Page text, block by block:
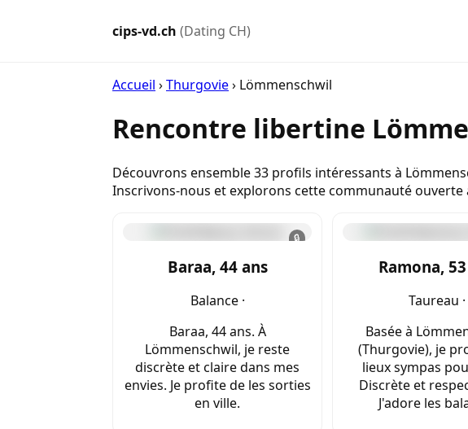
cips-vd.ch (Dating CH)
Accueil ›Thurgovie› Lömmenschwil
Rencontre libertine
Découvrons ensemble 33 profils intéressants à
Inscrivons-nous et explorons cette communauté ouverte
🔒
Baraa, 44 ans
Balance ·
Baraa, 44 ans. À
Lömmenschwil, je reste
discrète et claire dans mes
envies. Je profite de les sorties
en ville.
Ramona,
Taureau ·
Basée à
(Thurgovie), je
lieux sympas
Discrète et
J'adore les